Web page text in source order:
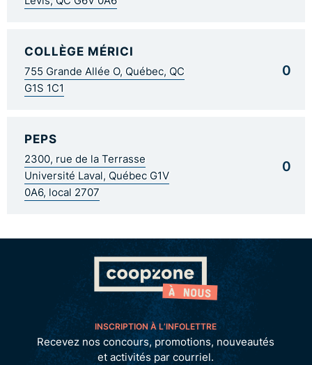
COLLÈGE MÉRICI
755 Grande Allée O, Québec, QC
G1S 1C1
0
PEPS
2300, rue de la Terrasse
Université Laval, Québec G1V
0A6, local 2707
0
INSCRIPTION À L’INFOLETTRE
Recevez nos concours, promotions, nouveautés
et activités par courriel.